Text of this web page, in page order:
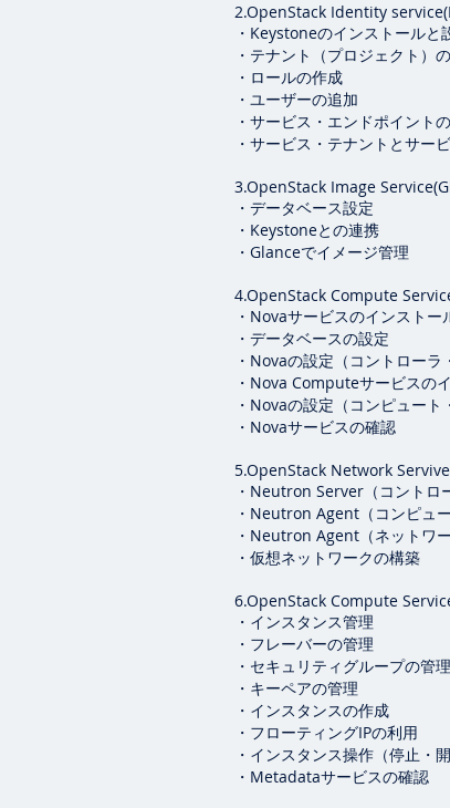
2.OpenStack Identity
・ Keystoneのインストールと
・テナント（プロジェクト）
・ロールの作成
・ユーザーの追加
・サービス・エンドポイント
・サービス・テナントとサー
3.OpenStack Image
・データベース設定
・ Keystoneとの連携
・ Glanceでイメージ管理
4.OpenStack Compute
・Novaサービスのインストー
・データベースの設定
・Novaの設定（コントローラ
・Nova Computeサービスの
・Novaの設定（コンピュート
・Novaサービスの確認
5.OpenStack Network
・Neutron Server（コントロ
・Neutron Agent（コンピュ
・Neutron Agent（ネットワ
・仮想ネットワークの構築
6.OpenStack Compute
・インスタンス管理
・フレーバーの管理
・セキュリティグループの管理
・キーペアの管理
・インスタンスの作成
・フローティングIPの利用
・インスタンス操作（停止・
・Metadataサービスの確認